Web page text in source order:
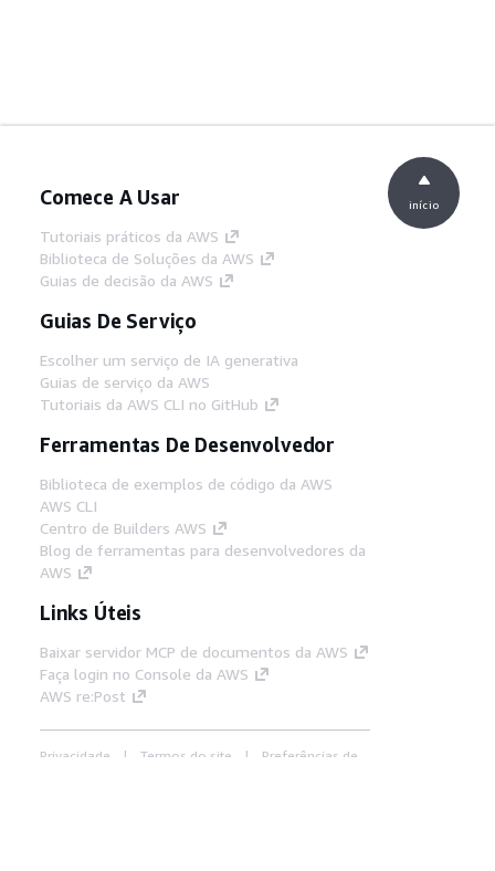
Comece A Usar
Tutoriais práticos da AWS
Biblioteca de Soluções da AWS
Guias de decisão da AWS
Guias De Serviço
Escolher um serviço de IA generativa
Guias de serviço da AWS
Tutoriais da AWS CLI no GitHub
Ferramentas De Desenvolvedor
Biblioteca de exemplos de código da AWS
AWS CLI
Centro de Builders AWS
Blog de ferramentas para desenvolvedores da
AWS
Links Úteis
Baixar servidor MCP de documentos da AWS
Faça login no Console da AWS
AWS re:Post
Privacidade Termos do site
Preferências de
início